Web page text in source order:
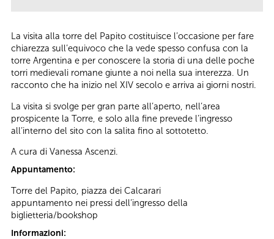
La visita alla torre del Papito costituisce l’occasione per fare
chiarezza sull’equivoco che la vede spesso confusa con la
torre Argentina e per conoscere la storia di una delle poche
torri medievali romane giunte a noi nella sua interezza. Un
racconto che ha inizio nel XIV secolo e arriva ai giorni nostri.
La visita si svolge per gran parte all’aperto, nell’area
prospicente la Torre, e solo alla fine prevede l’ingresso
all’interno del sito con la salita fino al sottotetto.
A cura di Vanessa Ascenzi.
Appuntamento:
Torre del Papito, piazza dei Calcarari
appuntamento nei pressi dell’ingresso della
biglietteria/bookshop
Informazioni: